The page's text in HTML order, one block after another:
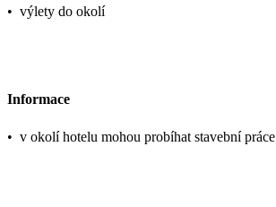
• výlety do okolí
Informace
• v okolí hotelu mohou probíhat stavební práce